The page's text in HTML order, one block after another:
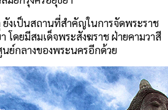
งเป็นสถานที่สำคัญในการจัดพระราช
โดยมีสมเด็จพระสังฆราช ฝ่ายคามวาสี
ย์กลางของพระนครอีกด้วย